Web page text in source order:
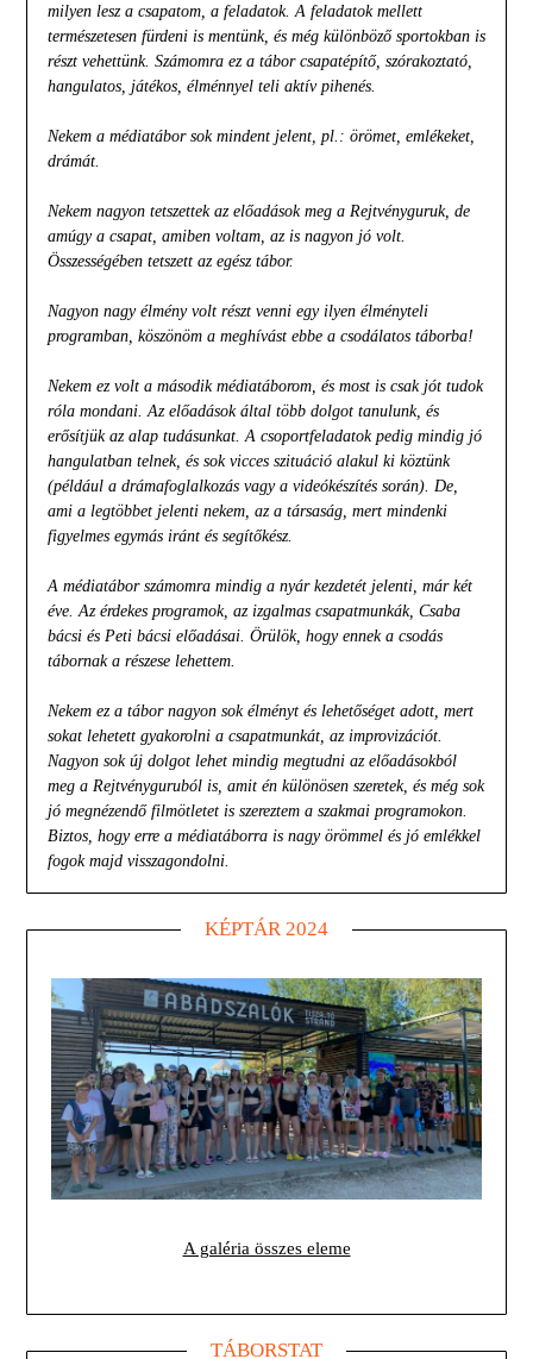
milyen lesz a csapatom, a feladatok. A feladatok mellett
természetesen fürdeni is mentünk, és még különböző sportokban is
részt vehettünk. Számomra ez a tábor csapatépítő, szórakoztató,
hangulatos, játékos, élménnyel teli aktív pihenés.
Nekem a médiatábor sok mindent jelent, pl.: örömet, emlékeket,
drámát.
Nekem nagyon tetszettek az előadások meg a Rejtvényguruk, de
amúgy a csapat, amiben voltam, az is nagyon jó volt.
Összességében tetszett az egész tábor.
Nagyon nagy élmény volt részt venni egy ilyen élményteli
programban, köszönöm a meghívást ebbe a csodálatos táborba!
Nekem ez volt a második médiatáborom, és most is csak jót tudok
róla mondani. Az előadások által több dolgot tanulunk, és
erősítjük az alap tudásunkat. A csoportfeladatok pedig mindig jó
hangulatban telnek, és sok vicces szituáció alakul ki köztünk
(például a drámafoglalkozás vagy a videókészítés során). De,
ami a legtöbbet jelenti nekem, az a társaság, mert mindenki
figyelmes egymás iránt és segítőkész.
A médiatábor számomra mindig a nyár kezdetét jelenti, már két
éve. Az érdekes programok, az izgalmas csapatmunkák, Csaba
bácsi és Peti bácsi előadásai. Örülök, hogy ennek a csodás
tábornak a részese lehettem.
Nekem ez a tábor nagyon sok élményt és lehetőséget adott, mert
sokat lehetett gyakorolni a csapatmunkát, az improvizációt.
Nagyon sok új dolgot lehet mindig megtudni az előadásokból
meg a Rejtvényguruból is, amit én különösen szeretek, és még sok
jó megnézendő filmötletet is szereztem a szakmai programokon.
Biztos, hogy erre a médiatáborra is nagy örömmel és jó emlékkel
fogok majd visszagondolni.
KÉPTÁR 2024
A galéria összes eleme
TÁBORSTAT